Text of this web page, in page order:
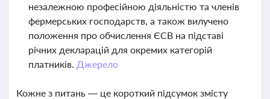
незалежною професійною діяльністю та членів
фермерських господарств, а також вилучено
положення про обчислення ЄСВ на підставі
річних декларацій для окремих категорій
платників. Джерело
Кожне з питань — це короткий підсумок змісту